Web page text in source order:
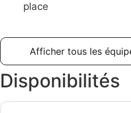
place
Afficher tous les
Ce que
Disponibilités